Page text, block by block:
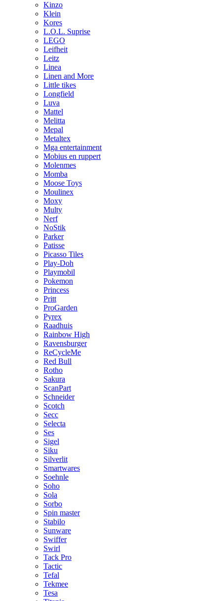
Kinzo
Klein
Kores
L.O.L. Suprise
LEGO
Leifheit
Leitz
Linea
Linen and More
Little tikes
Longfield
Luva
Mattel
Melitta
Mepal
Metaltex
Mga entertainment
Mobius en ruppert
Molenmes
Momba
Moose Toys
Moulinex
Moxy
Multy
Nerf
NoStik
Parker
Patisse
Picasso Tiles
Play-Doh
Playmobil
Pokemon
Princess
Pritt
ProGarden
Pyrex
Raadhuis
Rainbow High
Ravensburger
ReCycleMe
Red Bull
Rotho
Sakura
ScanPart
Schneider
Scotch
Secc
Selecta
Ses
Sigel
Siku
Silverlit
Smartwares
Soehnle
Soho
Sola
Sorbo
Spin master
Stabilo
Sunware
Swiffer
Swirl
Tack Pro
Tactic
Tefal
Tekmee
Tesa